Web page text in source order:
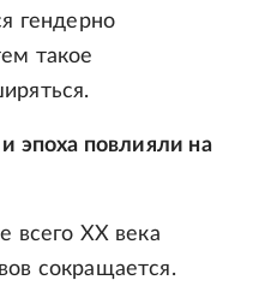
гендерно
такое
эпоха повлияли на
всего XX века
сокращается.